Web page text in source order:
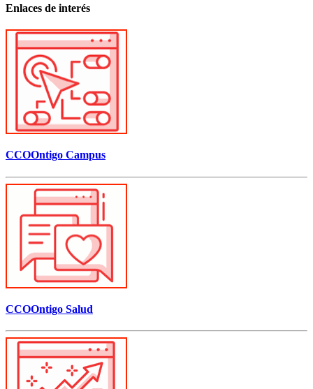
Enlaces de interés
CCOOntigo Campus
CCOOntigo Salud